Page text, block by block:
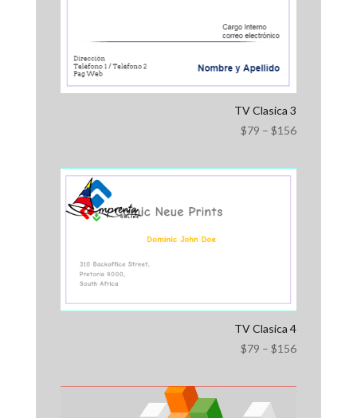
TV Clasica 3
$79 –$156
TV Clasica 4
$79 –$156